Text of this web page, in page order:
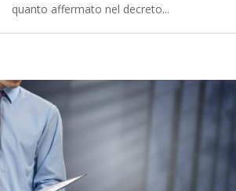
quanto affermato nel decreto...